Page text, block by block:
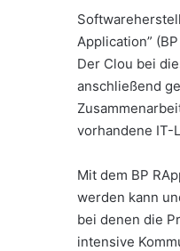
Application”
Der Clou bei
anschließend
vorhandene IT-
Mit dem BP
werden kann
bei denen die
intensive